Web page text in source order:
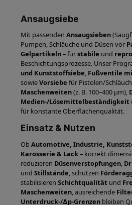
Ansaugsiebe
Mit passenden Ansaugsieben
Pumpen, Schläuche und Düsen vor
Gelpartikeln– fürstabile und
Beschichtungsprozesse. Unser
und Kunststoffsiebe, Fußventile
sowieVorsiebe für Pistolen/
Maschenweiten(z. B. 100–400 µm),
Medien-/Lösemittelbeständigkeit
für konstante Oberflächenqualität.
Einsatz & Nutzen
Ob Automotive, Industrie,
Karosserie & Lack– korrekt
reduzieren Düsenverstopfungen,
und Stillstände, schützen
stabilisieren Schichtqualität und
Maschenweiten, ausreichende
Unterdruck-/∆p-Grenzen bleiben